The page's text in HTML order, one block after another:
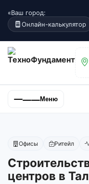
«Ваш город:
Онлайн-калькулятор
Меню
Офисы Ритейл
центров в